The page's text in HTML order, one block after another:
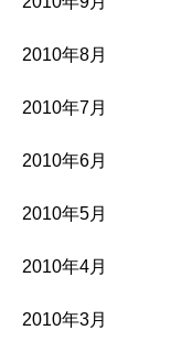
2010年8月
2010年7月
2010年6月
2010年5月
2010年4月
2010年3月